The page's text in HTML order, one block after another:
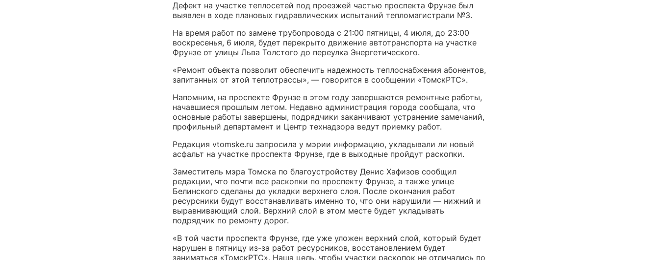
Дефект на участке теплосетей под проезжей частью проспекта Фрунзе был
выявлен в ходе плановых гидравлических испытаний тепломагистрали №3.
На время работ по замене трубопровода с 21:00 пятницы, 4 июля, до 23:00
воскресенья, 6 июля, будет перекрыто движение автотранспорта на участке
Фрунзе от улицы Льва Толстого до переулка Энергетического.
«Ремонт объекта позволит обеспечить надежность теплоснабжения абонентов,
запитанных от этой теплотрассы», — говорится в сообщении «ТомскРТС».
Напомним, на проспекте Фрунзе в этом году завершаются ремонтные работы,
начавшиеся прошлым летом. Недавно администрация города сообщала, что
основные работы завершены, подрядчики заканчивают устранение замечаний,
профильный департамент и Центр технадзора ведут приемку работ.
Редакция vtomske.ru запросила у мэрии информацию, укладывали ли новый
асфальт на участке проспекта Фрунзе, где в выходные пройдут раскопки.
Заместитель мэра Томска по благоустройству Денис Хафизов сообщил
редакции, что почти все раскопки по проспекту Фрунзе, а также улице
Белинского сделаны до укладки верхнего слоя. После окончания работ
ресурсники будут восстанавливать именно то, что они нарушили — нижний и
выравнивающий слой. Верхний слой в этом месте будет укладывать
подрядчик по ремонту дорог.
«В той части проспекта Фрунзе, где уже уложен верхний слой, который будет
нарушен в пятницу из-за работ ресурсников, восстановлением будет
заниматься «ТомскРТС». Наша цель, чтобы участки раскопок не отличались по